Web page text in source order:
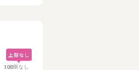
上限なし
100
上限なし